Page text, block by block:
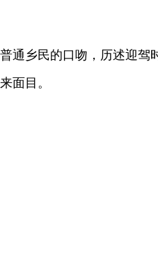
通乡民的口吻，历述迎驾
面目。